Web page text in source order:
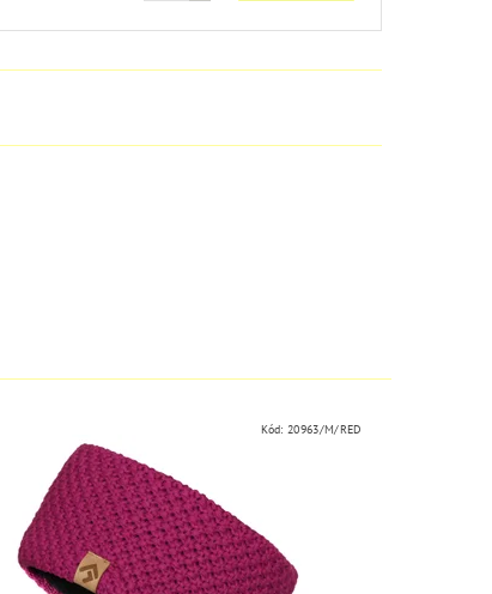
Kód: 20963/M/RED